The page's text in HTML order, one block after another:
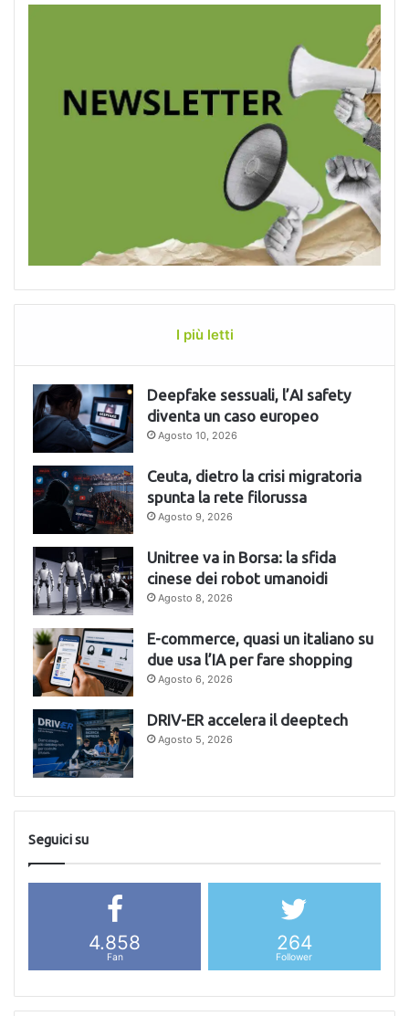
I più letti
Deepfake sessuali, l’AI safety
diventa un caso europeo
Agosto 10, 2026
Ceuta, dietro la crisi migratoria
spunta la rete filorussa
Agosto 9, 2026
Unitree va in Borsa: la sfida
cinese dei robot umanoidi
Agosto 8, 2026
E-commerce, quasi un italiano su
due usa l’IA per fare shopping
Agosto 6, 2026
DRIV-ER accelera il deeptech
Agosto 5, 2026
Seguici su
4.858
Fan
264
Follower